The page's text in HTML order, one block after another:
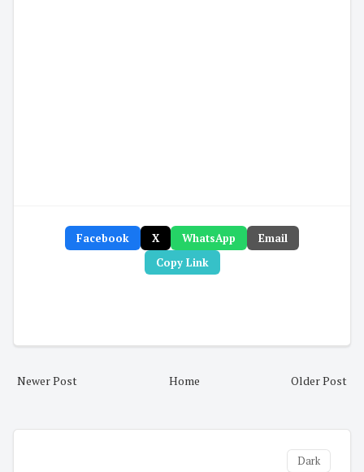
Facebook X WhatsApp
Email
Copy Link
Newer Post Older Post
Home
Dark